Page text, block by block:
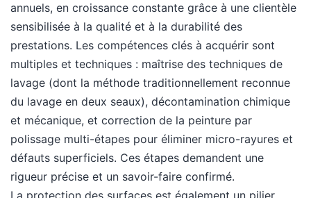
annuels, en croissance constante grâce à une clientèle
sensibilisée à la qualité et à la durabilité des
prestations. Les compétences clés à acquérir sont
multiples et techniques : maîtrise des techniques de
lavage (dont la méthode traditionnellement reconnue
du lavage en deux seaux), décontamination chimique
et mécanique, et correction de la peinture par
polissage multi-étapes pour éliminer micro-rayures et
défauts superficiels. Ces étapes demandent une
rigueur précise et un savoir-faire confirmé.